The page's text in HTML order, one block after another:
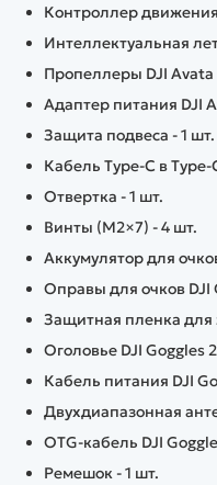
Контроллер
Интеллектуальная
Пропеллеры DJI Avata
Адаптер питания DJI
Защита подвеса - 1 шт.
Кабель Type-C в Type-
Отвертка - 1 шт.
Винты (M2×7) - 4 шт.
Аккумулятор для
Оправы для очков DJI
Защитная пленка для
Оголовье DJI Goggles
Кабель питания DJI
Двухдиапазонная
OTG-кабель DJI
Ремешок - 1 шт.